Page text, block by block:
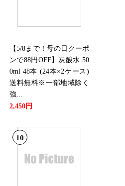
【5/8まで！母の日クーポ
ンで88円OFF】炭酸水 50
0ml 48本 (24本×2ケース)
送料無料※一部地域除く
強...
2,450円
10